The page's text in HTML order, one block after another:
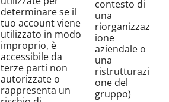
determinare se il
tuo account viene
utilizzato in modo
improprio, è
accessibile da
terze parti non
autorizzate o
rappresenta un
contesto di
una
riorganizzaz
ione
aziendale o
una
ristrutturazi
one del
gruppo)